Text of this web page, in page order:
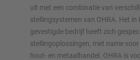
uit met een combinatie van
stellingsystemen van OHRA. Het in
gevestigde bedrijf heeft zich
stellingoplossingen, met name voor
hout- en metaalhandel. OHRA is